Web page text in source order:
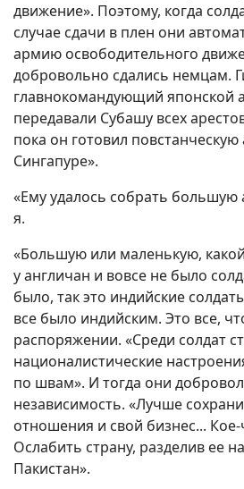
движение». Поэтому, когда
случае сдачи в плен они
армию освободительного
добровольно сдались немцам.
главнокомандующий японской
передавали Субашу всех
пока он готовил
Сингапуре».
«Ему удалось собрать
я.
«Большую или маленькую,
у англичан и вовсе не было
было, так это индийские
все было индийским. Это все,
распоряжении. «Среди солдат
националистические
по швам». И тогда они
независимость. «Лучше
отношения и свой бизнес... Кое-
Ослабить страну, разделив ее
Пакистан».